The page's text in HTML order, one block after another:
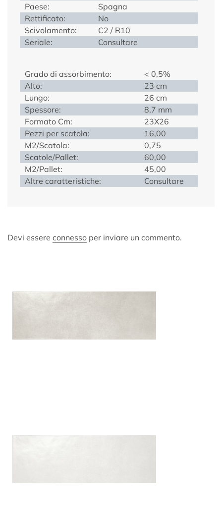
Paese:
Spagna
Rettificato:
No
Scivolamento:
C2 / R10
Seriale:
Consultare
Grado di assorbimento:
< 0,5%
Alto:
23 cm
Lungo:
26 cm
Spessore:
8,7 mm
Formato Cm:
23X26
Pezzi per scatola:
16,00
M2/Scatola:
0,75
Scatole/Pallet:
60,00
M2/Pallet:
45,00
Altre caratteristiche:
Consultare
Devi essere connesso per inviare un commento.